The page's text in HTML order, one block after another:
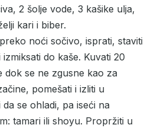
2 šolje vode, 3 kašike ulja,
kari i biber.
noći sočivo, isprati, staviti
do kaše. Kuvati 20
dok se ne zgusne kao za
pomešati i izliti u
se ohladi, pa iseći na
tamari ili shoyu. Propržiti u